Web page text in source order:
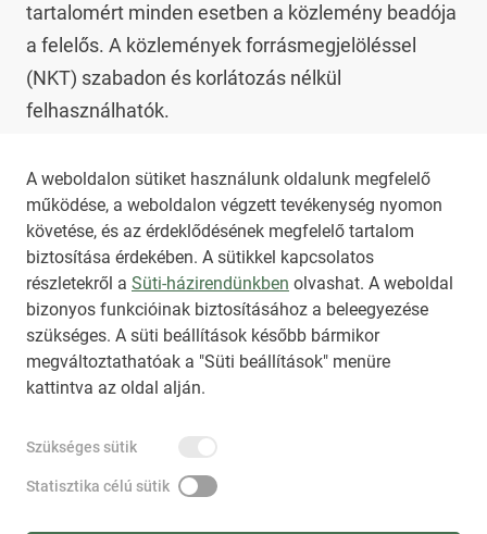
A weboldalon sütiket használunk oldalunk megfelelő
működése, a weboldalon végzett tevékenység nyomon
követése, és az érdeklődésének megfelelő tartalom
biztosítása érdekében. A sütikkel kapcsolatos
részletekről a Süti-házirendünkben olvashat. A weboldal
bizonyos funkcióinak biztosításához a beleegyezése
szükséges. A süti beállítások később bármikor
megváltoztathatóak a "Süti beállítások" menüre
kattintva az oldal alján.
Szükséges sütik
Statisztika célú sütik
tartalomért minden esetben a közlemény beadója
a felelős. A közlemények forrásmegjelöléssel
(NKT) szabadon és korlátozás nélkül
felhasználhatók.
Az NKT szolgáltatással kapcsolatban további
információt az nkt@dunamsz.hu elektronikus
levelező címen kaphat.
HIRADO.HU MEDIAKLIKK.HU
M4SPORT.HU NEMZETISPORT.HU
NEMZETI KÖZLEMÉNYTÁR MEGRENDELÉS
AKADÁLYMENTESÍTÉSI NYILATKOZAT